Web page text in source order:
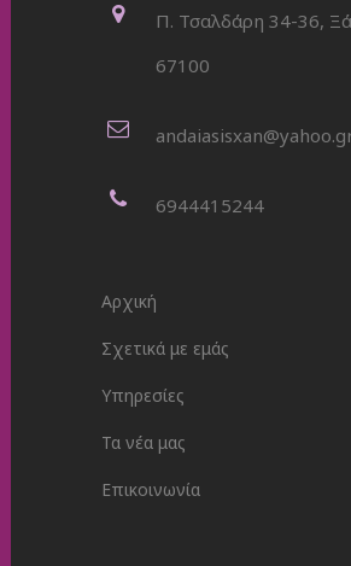
Π. Τσαλδάρη 34-36,
67100
6944415244
Αρχική
Σχετικά με εμάς
Υπηρεσίες
Τα νέα μας
Επικοινωνία